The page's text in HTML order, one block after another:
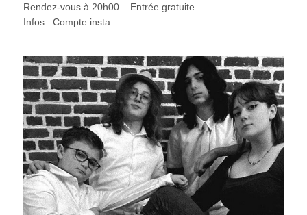
Rendez-vous à 20h00 – Entrée gratuite
Infos : Compte insta